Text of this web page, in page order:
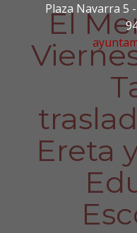
Plaza Navarra 5
El
Ereta